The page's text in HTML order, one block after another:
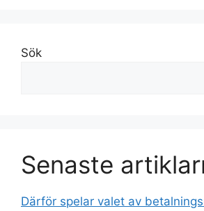
Sök
Senaste
Därför spelar valet av